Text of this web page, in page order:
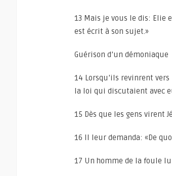
13 Mais je vous le dis: Elie
est écrit à son sujet.»
Guérison d’un démoniaque
14 Lorsqu’ils revinrent
la loi qui discutaient avec
15 Dès que les gens virent
16 Il leur demanda: «De
17 Un homme de la foule